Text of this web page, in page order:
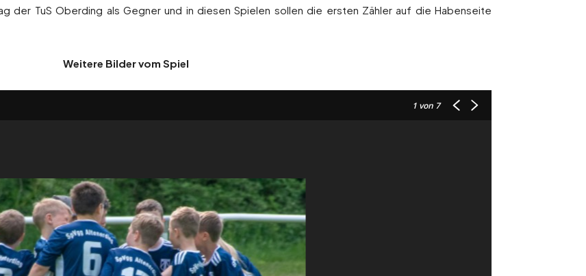
der TuS Oberding als Gegner und in diesen Spielen sollen die ersten Zähler auf die Habenseite
Weitere Bilder vom Spiel
1 von 7